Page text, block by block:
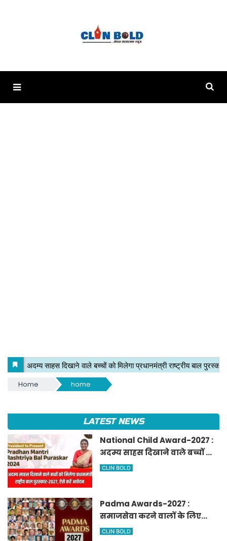
Home home
LATEST NEWS
National Child Award-2027 :
अदम्य साहस दिखाने वाले बच्चों को
मिलेगा प्रधानमंत्री राष्ट्रीय बाल
CLIN BOLD
Padma Awards-2027 :
समाजसेवा करने वालों के लिए
सुनेहरा मौका, गृह मंत्रालय ने
CLIN BOLD